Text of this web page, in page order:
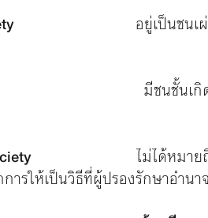
society อยู่เป็นชน
society มีชนชั้นเ
society ไม่ได้หมา
การให้เป็นวิธีที่ผู้ปรองรักษาอำนา